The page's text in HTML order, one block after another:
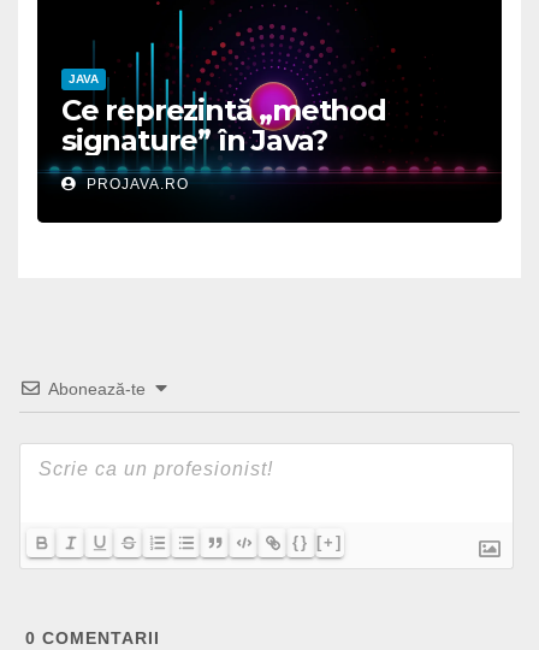
JAVA
Ce reprezintă „method
signature” în Java?
PROJAVA.RO
Abonează-te
{} [+]
0 COMENTARII